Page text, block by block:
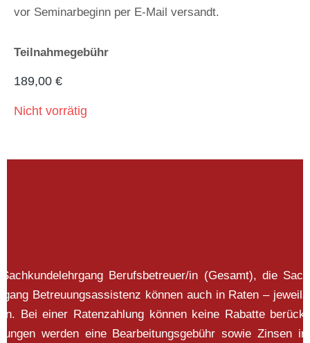
vor Seminarbeginn per E-Mail versandt.
Teilnahmegebühr
189,00 €
Nicht vorrätig
Berufsbetreuer/in (Gesamt), die
Betreuungsassistenz können auch in Raten –
Bei einer Ratenzahlung können keine Rabatte
werden eine Bearbeitungsgebühr sowie Zinsen